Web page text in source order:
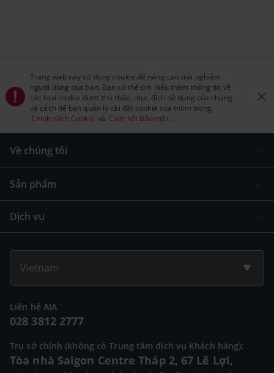
Trang web này sử dụng cookie để nâng cao trải nghiệm
người dùng của bạn. Bạn có thể tìm hiểu thêm thông tin về
các loại cookie được thu thập, mục đích sử dụng của chúng
và cách để bạn quản lý cài đặt cookie của mình trong
Chính sách Cookie và Cam kết Bảo mật .
Về chúng tôi
Sản phẩm
Dịch vụ
Vietnam
Liên hệ AIA
028 3812 2777
Trụ sở chính (không có Trung tâm dịch vụ Khách hàng):
Tòa nhà Saigon Centre Tháp 2, 67 Lê Lợi,